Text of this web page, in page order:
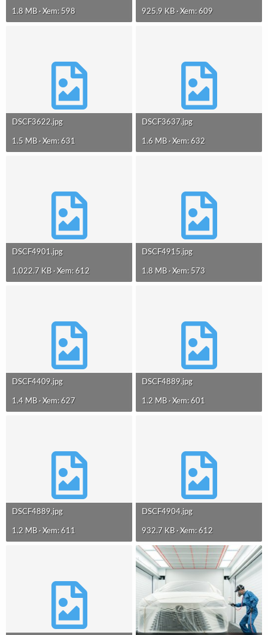
1.8 MB · Xem: 598 925.9 KB · Xem: 609
DSCF3622.jpg
1.5 MB · Xem: 631
DSCF3637.jpg
1.6 MB · Xem: 632
DSCF4901.jpg
1,022.7 KB · Xem: 612
DSCF4915.jpg
1.8 MB · Xem: 573
DSCF4409.jpg
1.4 MB · Xem: 627
DSCF4889.jpg
1.2 MB · Xem: 601
DSCF4889.jpg
1.2 MB · Xem: 611
DSCF4904.jpg
932.7 KB · Xem: 612